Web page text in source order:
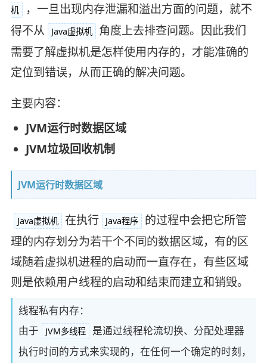
机
，一旦出现内存泄漏和溢出方面的问题，就不
得不从
Java虚拟机
角度上去排查问题。因此我们
需要了解虚拟机是怎样使用内存的，才能准确的
定位到错误，从而正确的解决问题。
主要内容：
JVM运行时数据区域
JVM垃圾回收机制
JVM运行时数据区域
Java虚拟机 在执行 Java程序
的过程中会把它所管
理的内存划分为若干个不同的数据区域，有的区
域随着虚拟机进程的启动而一直存在，有些区域
则是依赖用户线程的启动和结束而建立和销毁。
线程私有内存：
由于
JVM多线程
是通过线程轮流切换、分配处理器
执行时间的方式来实现的，在任何一个确定的时刻，